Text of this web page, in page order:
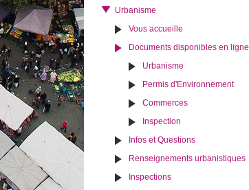
Urbanisme
Vous accueille
Documents disponibles en ligne
Urbanisme
Permis d'Environnement
Commerces
Inspection
Infos et Questions
Renseignements urbanistiques
Inspections